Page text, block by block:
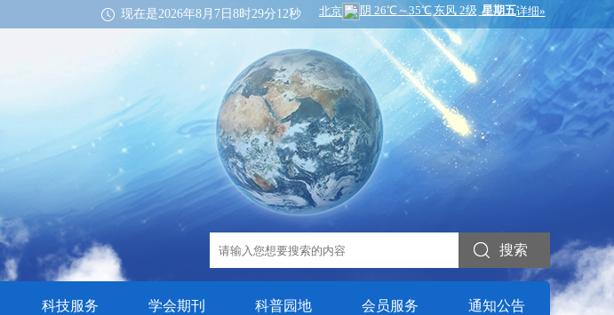
现在是2026年8月7日8时29分14秒
搜索
科技服务 学会期刊 科普园地 会员服务 通知公告